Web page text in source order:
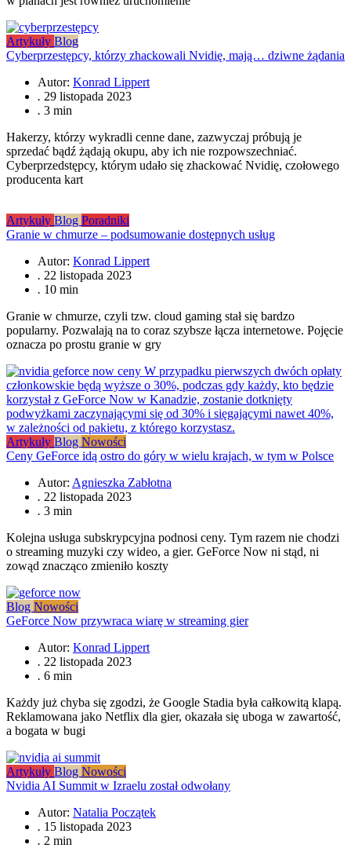
Artykuły Blog
Cyberprzestępcy, którzy zhackowali Nvidię, mają… dziwne żądania
Autor: Konrad Lippert
. 29 listopada 2023
. 3 min
Hakerzy, którzy wykradli cenne dane, zazwyczaj próbują je
sprzedać bądź żądają okupu, aby ich nie rozpowszechniać.
Cyberprzedstępcy, którym udało się zhackować Nvidię, czołowego
producenta kart
Artykuły Blog Poradniki
Granie w chmurze – podsumowanie dostępnych usług
Autor: Konrad Lippert
. 22 listopada 2023
. 10 min
Granie w chmurze, czyli tzw. cloud gaming stał się bardzo
popularny. Pozwalają na to coraz szybsze łącza internetowe. Pojęcie
oznacza po prostu granie w gry
Artykuły Blog Nowości
Ceny GeForce idą ostro do góry w wielu krajach, w tym w Polsce
Autor: Agnieszka Zabłotna
. 22 listopada 2023
. 3 min
Kolejna usługa subskrypcyjna podnosi ceny. Tym razem nie chodzi
o streaming muzyki czy wideo, a gier. GeForce Now ni stąd, ni
zowąd znacząco zmieniło koszty
Blog Nowości
GeForce Now przywraca wiarę w streaming gier
Autor: Konrad Lippert
. 22 listopada 2023
. 6 min
Każdy już chyba się zgodzi, że Google Stadia była całkowitą klapą.
Reklamowana jako Netflix dla gier, okazała się uboga w zawartość,
a bogata w bugi
Artykuły Blog Nowości
Nvidia AI Summit w Izraelu został odwołany
Autor: Natalia Początek
. 15 listopada 2023
. 2 min